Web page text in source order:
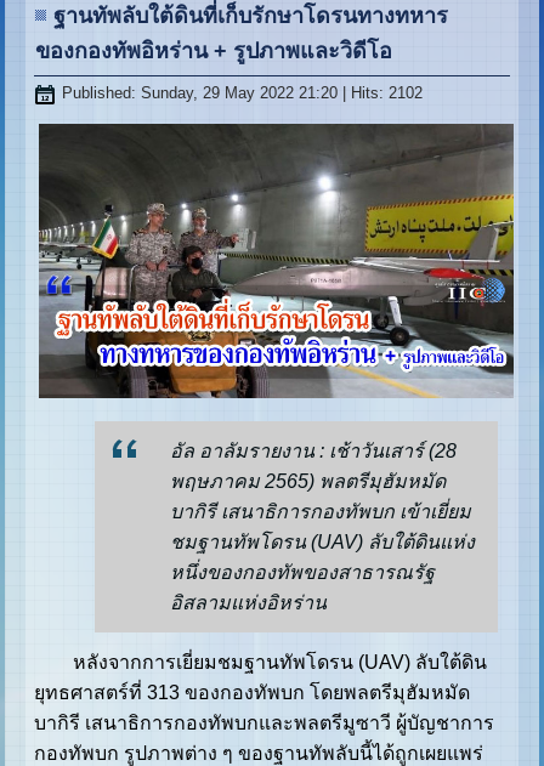
ฐานทัพลับใต้ดินที่เก็บรักษาโดรนทางทหาร
ของกองทัพอิหร่าน + รูปภาพและวิดีโอ
Published: Sunday, 29 May 2022 21:20 | Hits: 2102
อัล อาลัมรายงาน : เช้าวันเสาร์ (28
พฤษภาคม 2565) พลตรีมุฮัมหมัด
บากิรี เสนาธิการกองทัพบก เข้าเยี่ยม
ชมฐานทัพโดรน (UAV) ลับใต้ดินแห่ง
หนึ่งของกองทัพของสาธารณรัฐ
อิสลามแห่งอิหร่าน
หลังจากการเยี่ยมชมฐานทัพโดรน (UAV) ลับใต้ดิน
ยุทธศาสตร์ที่ 313 ของกองทัพบก โดยพลตรีมุฮัมหมัด
บากิรี เสนาธิการกองทัพบกและพลตรีมูซาวี ผู้บัญชาการ
กองทัพบก รูปภาพต่าง ๆ ของฐานทัพลับนี้ได้ถูกเผยแพร่